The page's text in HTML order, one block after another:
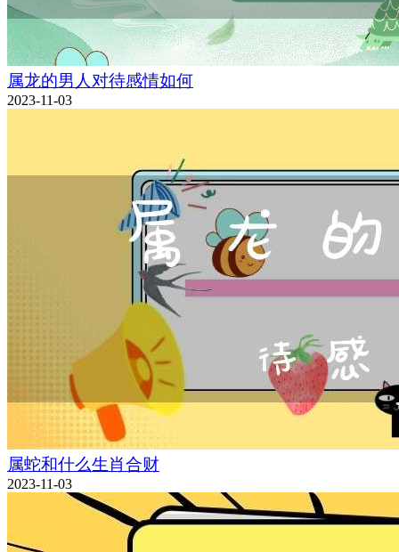
属龙的男人对待感情如何
2023-11-03
属蛇和什么生肖合财
2023-11-03